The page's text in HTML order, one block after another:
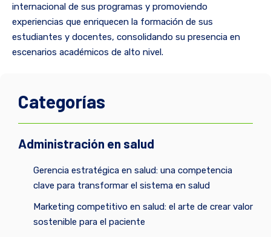
internacional de sus programas y promoviendo
experiencias que enriquecen la formación de sus
estudiantes y docentes, consolidando su presencia en
escenarios académicos de alto nivel.
Categorías
Administración en salud
Gerencia estratégica en salud: una competencia
clave para transformar el sistema en salud
Marketing competitivo en salud: el arte de crear valor
sostenible para el paciente